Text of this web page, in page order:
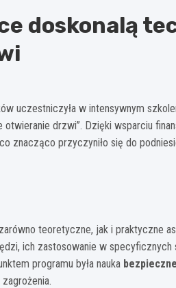
doskonalą
uczestniczyła w intensywnym
drzwi”. Dzięki wsparciu
znacząco przyczyniło się do
teoretyczne, jak i praktyczne
ich zastosowanie w
programu była nauka